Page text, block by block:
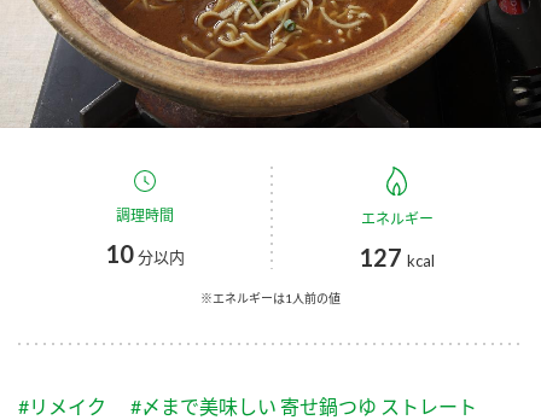
みりん風・料理酒 鍋用調味料
スープ 中華
ふりかけ おすしの素
商品ブランドサイト
Fibee（ファイビー）
くらしプラ酢
お酢ドリンク
つゆ
企業情報
国内事業概要
企業理念
ミツカンの歴史
ミツカンを知る
環境への取り組み
調理時間
10分以内
エネルギー
127 kcal
※エネルギーは1人前の値
#リメイク #〆まで美味しい 寄せ鍋つゆ ストレート